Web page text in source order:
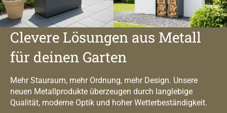
Clevere Lösungen aus Metall
für deinen Garten
Mehr Stauraum, mehr Ordnung, mehr Design. Unsere
neuen Metallprodukte überzeugen durch langlebige
Qualität, moderne Optik und hoher Wetterbeständigkeit.